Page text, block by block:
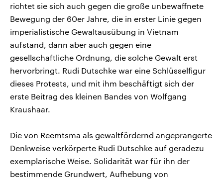
richtet sie sich auch gegen die große unbewaffnete
Bewegung der 60er Jahre, die in erster Linie gegen
imperialistische Gewaltausübung in Vietnam
aufstand, dann aber auch gegen eine
gesellschaftliche Ordnung, die solche Gewalt erst
hervorbringt. Rudi Dutschke war eine Schlüsselfigur
dieses Protests, und mit ihm beschäftigt sich der
erste Beitrag des kleinen Bandes von Wolfgang
Kraushaar.
Die von Reemtsma als gewaltfördernd angeprangerte
Denkweise verkörperte Rudi Dutschke auf geradezu
exemplarische Weise. Solidarität war für ihn der
bestimmende Grundwert, Aufhebung von